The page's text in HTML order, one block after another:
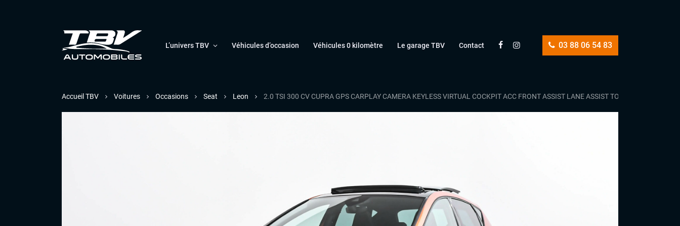
03 88 06 54 83
L’univers TBV Véhicules d’occasion Véhicules 0 kilomètre Le garage TBV Contact
Accueil TBV Voitures Occasions Seat Leon 2.0 TSI 300 CV CUPRA GPS CARPLAY CAMERA KEYLESS VIRTUAL COCKPIT ACC FRONT ASSIST LANE ASSIST TOIT OUVRANT